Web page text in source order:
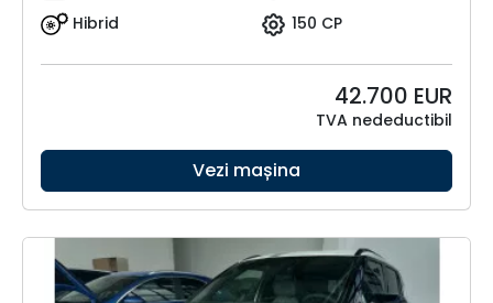
Hibrid
150 CP
42.700 EUR
TVA nedeductibil
Vezi mașina